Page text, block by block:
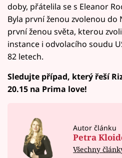
doby, přátelila se s Eleanor
Byla první ženou zvolenou do
první ženou světa, kterou
instance i odvolacího soudu
82 letech.
Sledujte případ, který řeší
20.15 na Prima love!
Autor článku
Petra
Všechny